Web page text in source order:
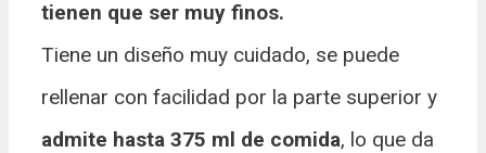
tienen que ser muy finos.
Tiene un diseño muy cuidado, se puede
rellenar con facilidad por la parte superior y
admite hasta 375 ml de comida, lo que da